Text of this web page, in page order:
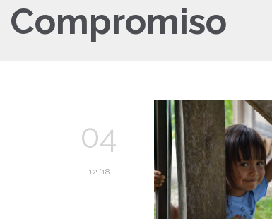
Compromiso
04
12 '18